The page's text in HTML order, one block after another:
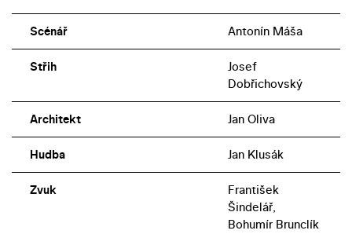
Scénář Antonín Máša
Střih
Josef
Dobřichovský
Architekt Jan Oliva
Hudba Jan Klusák
Zvuk
František
Šindelář,
Bohumír Brunclík